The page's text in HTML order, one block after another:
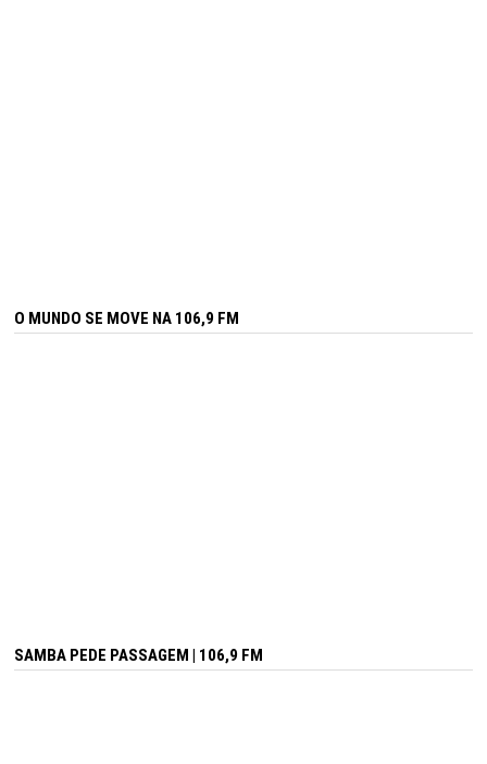
O MUNDO SE MOVE NA 106,9 FM
SAMBA PEDE PASSAGEM | 106,9 FM